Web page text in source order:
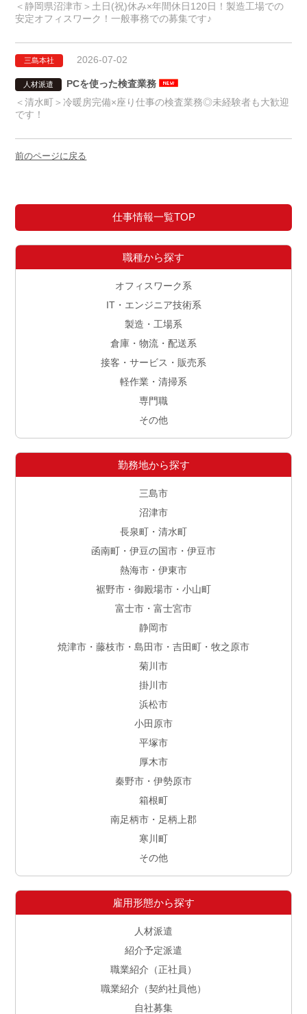
＜静岡県沼津市＞土日(祝)休み×年間休日120日！製造工場での
安定オフィスワーク！一般事務での募集です♪
三島本社 2026-07-02
人材派遣
PCを使った検査業務
＜清水町＞冷暖房完備×座り仕事の検査業務◎未経験者も大歓迎
です！
前のページに戻る
仕事情報一覧TOP
職種から探す
オフィスワーク系
IT・エンジニア技術系
製造・工場系
倉庫・物流・配送系
接客・サービス・販売系
軽作業・清掃系
専門職
その他
勤務地から探す
三島市
沼津市
長泉町・清水町
函南町・伊豆の国市・伊豆市
熱海市・伊東市
裾野市・御殿場市・小山町
富士市・富士宮市
静岡市
焼津市・藤枝市・島田市・吉田町・牧之原市
菊川市
掛川市
浜松市
小田原市
平塚市
厚木市
秦野市・伊勢原市
箱根町
南足柄市・足柄上郡
寒川町
その他
雇用形態から探す
人材派遣
紹介予定派遣
職業紹介（正社員）
職業紹介（契約社員他）
自社募集